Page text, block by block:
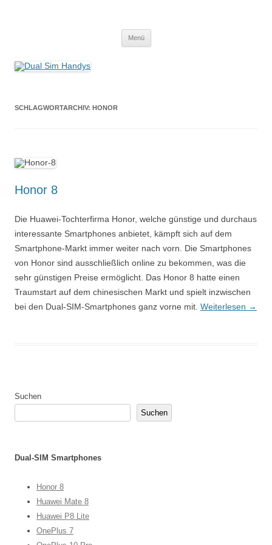
Menü
SCHLAGWORTARCHIV: HONOR
Honor 8
Die Huawei-Tochterfirma Honor, welche günstige und durchaus
interessante Smartphones anbietet, kämpft sich auf dem
Smartphone-Markt immer weiter nach vorn. Die Smartphones
von Honor sind ausschließlich online zu bekommen, was die
sehr günstigen Preise ermöglicht. Das Honor 8 hatte einen
Traumstart auf dem chinesischen Markt und spielt inzwischen
bei den Dual-SIM-Smartphones ganz vorne mit. Weiterlesen →
Suchen
Suchen
Dual-SIM Smartphones
Honor 8
Huawei Mate 8
Huawei P8 Lite
OnePlus 7